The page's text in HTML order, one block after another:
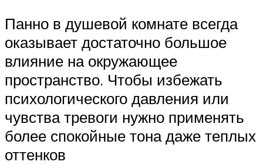
Панно в душевой комнате всегда
оказывает достаточно большое
влияние на окружающее
пространство. Чтобы избежать
психологического давления или
чувства тревоги нужно применять
более спокойные тона даже теплых
оттенков